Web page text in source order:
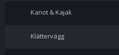
Kanot & Kajak
Klättervägg